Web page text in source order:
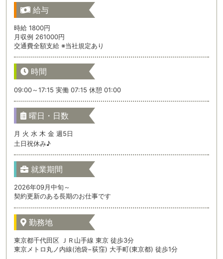
給与
時給 1800円
月収例 261000円
交通費全額支給 ※当社規定あり
時間
09:00～17:15 実働 07:15 休憩 01:00
曜日・日数
月 火 水 木 金 週5日
土日祝休み♪
就業期間
2026年09月中旬～
契約更新のある長期のお仕事です
勤務地
東京都千代田区 ＪＲ山手線 東京 徒歩3分
東京メトロ丸ノ内線(池袋−荻窪) 大手町(東京都) 徒歩1分